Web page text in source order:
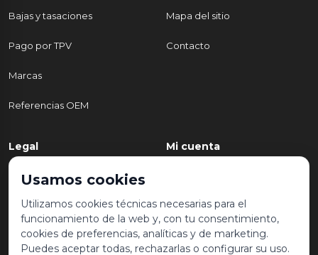
Bajas y tasaciones
Pago por TPV
Marcas
Referencias OEM
Mapa del sitio
Contacto
Legal
Política de Privacidad
Aviso legal y condiciones de
uso
Política de Cookies
Mi cuenta
Mis pedidos
Lista de deseos
Usamos cookies
Utilizamos cookies técnicas necesarias para el
funcionamiento de la web y, con tu consentimiento,
cookies de preferencias, analíticas y de marketing.
Puedes aceptar todas, rechazarlas o configurar su uso.